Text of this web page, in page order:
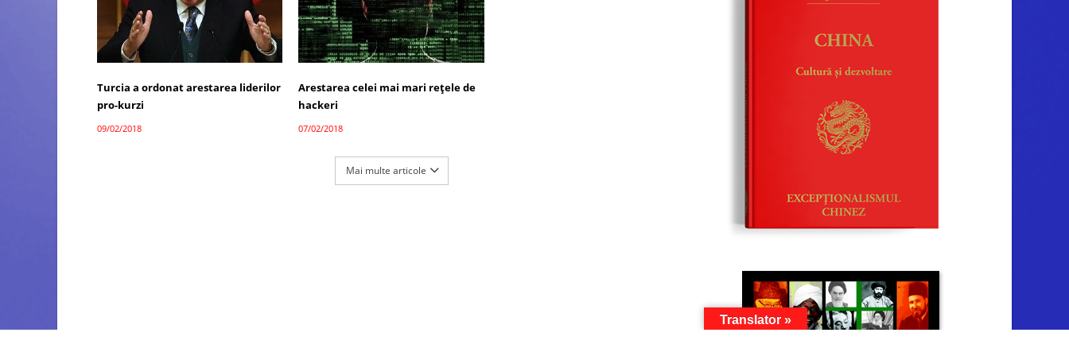
Turcia a ordonat arestarea liderilor
pro-kurzi
09/02/2018
Arestarea celei mai mari rețele de
hackeri
07/02/2018
Mai multe articole
Translator »